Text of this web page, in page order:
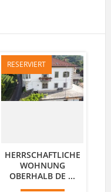
RESERVIERT
HERRSCHAFTLICHE
WOHNUNG
OBERHALB DE ...